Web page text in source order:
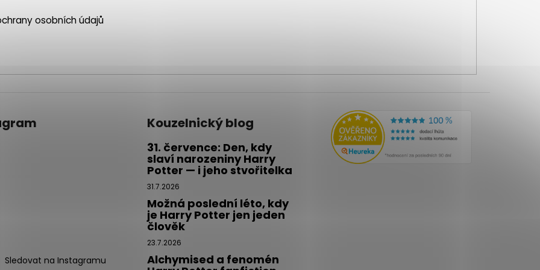
osobních údajů
Sledovat na Instagramu
Kouzelnický blog
31. července: Den, kdy
slaví narozeniny Harry
Potter — i jeho stvořitelka
31.7.2026
Možná poslední léto, kdy
je Harry Potter jen jeden
člověk
23.7.2026
Alchymised a fenomén